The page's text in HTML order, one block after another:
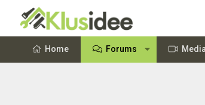
Home Forums Media